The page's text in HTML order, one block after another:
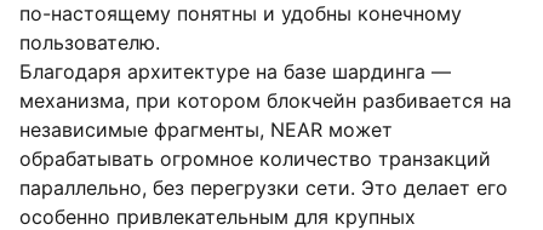
по-настоящему понятны и удобны конечному
пользователю.
Благодаря архитектуре на базе шардинга —
механизма, при котором блокчейн разбивается на
независимые фрагменты, NEAR может
обрабатывать огромное количество транзакций
параллельно, без перегрузки сети. Это делает его
особенно привлекательным для крупных